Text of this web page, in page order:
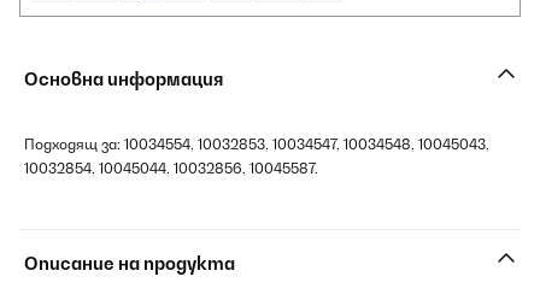
Основна информация
Подходящ за: 10034554, 10032853, 10034547, 10034548, 10045043,
10032854, 10045044, 10032856, 10045587.
Описание на продукта